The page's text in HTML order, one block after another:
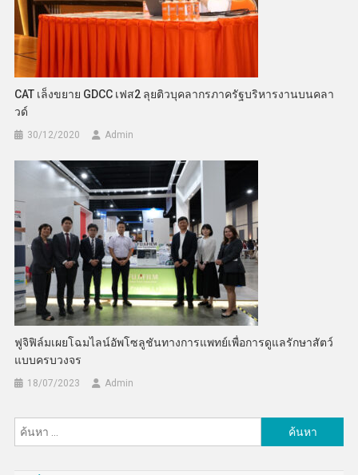
CAT เล็งขยาย GDCC เฟส2 ลุยติวบุคลากรภาครัฐบริหารงานบนคลา
วด์
30/12/2020 Admin
ฟูจิฟิล์มเผยโฉมไลน์อัพโซลูชันทางการแพทย์เพื่อการดูแลรักษาสัตว์
แบบครบวงจร
18/07/2023 Admin
สำหรับ: